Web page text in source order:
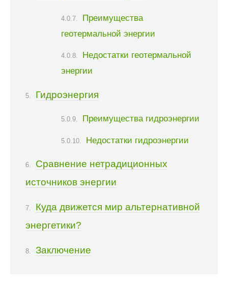
Преимущества
геотермальной энергии
Недостатки геотермальной
энергии
Гидроэнергия
Преимущества гидроэнергии
Недостатки гидроэнергии
Сравнение нетрадиционных
источников энергии
Куда движется мир альтернативной
энергетики?
Заключение